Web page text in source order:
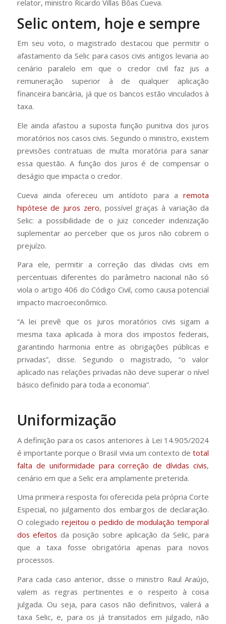
relator, ministro Ricardo Villas Bôas Cueva.
Selic ontem, hoje e sempre
Em seu voto, o magistrado destacou que permitir o
afastamento da Selic para casos civis antigos levaria ao
cenário paralelo em que o credor civil faz jus a
remuneração superior à de qualquer aplicação
financeira bancária, já que os bancos estão vinculados à
taxa.
Ele ainda afastou a suposta função punitiva dos juros
moratórios nos casos civis. Segundo o ministro, existem
previsões contratuais de multa moratória para sanar
essa questão. A função dos juros é de compensar o
deságio que impacta o credor.
Cueva ainda ofereceu um antídoto para aremota
hipótese de juros zero, possível graças à variação da
Selic: a possibilidade de o juiz conceder indenização
suplementar ao perceber que os juros não cobrem o
prejuízo.
Para ele, permitir a correção das dívidas civis em
percentuais diferentes do parâmetro nacional não só
viola o artigo 406 do Código Civil, como causa potencial
impacto macroeconômico.
“A lei prevê que os juros moratórios civis sigam a
mesma taxa aplicada à mora dos impostos federais,
garantindo harmonia entre as obrigações públicas e
privadas”, disse. Segundo o magistrado, “o valor
aplicado nas relações privadas não deve superar o nível
básico definido para toda a economia”.
Uniformização
A definição para os casos anteriores à Lei 14.905/2024
é importante porque o Brasil vivia um contexto detotal
falta de uniformidade para correção de dívidas civis,
cenário em que a Selic era amplamente preterida.
Uma primeira resposta foi oferecida pela própria Corte
Especial, no julgamento dos embargos de declaração.
O colegiadorejeitou o pedido de modulação temporal
dos efeitos da posição sobre aplicação da Selic, para
que a taxa fosse obrigatória apenas para novos
processos.
Para cada caso anterior, disse o ministro Raul Araújo,
valem as regras pertinentes e o respeito à coisa
julgada. Ou seja, para casos não definitivos, valerá a
taxa Selic, e, para os já transitados em julgado, não